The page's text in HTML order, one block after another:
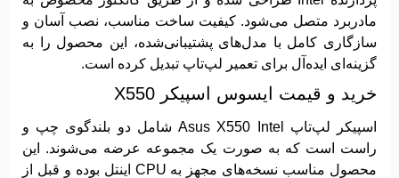
مادربرد متصل می‌شود. کیفیت ساخت مناسب، نصب آسان و
سازگاری کامل با مدل‌های پشتیبانی‌شده، این محصول را به
گزینه‌ای ایده‌آل برای تعمیر لپ‌تاپ تبدیل کرده است.
خرید و قیمت ایسوس اسپیکر X550
اسپیکر لپ‌تاپ Asus X550 Intel شامل دو بلندگوی چپ و
راست است که به صورت یک مجموعه عرضه می‌شوند. این
محصول مناسب نسخه‌های مجهز به CPU اینتل
بوده و قبل از